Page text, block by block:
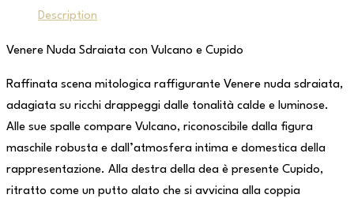
Description
Venere Nuda Sdraiata con Vulcano e Cupido
Raffinata scena mitologica raffigurante Venere nuda sdraiata,
adagiata su ricchi drappeggi dalle tonalità calde e luminose.
Alle sue spalle compare Vulcano, riconoscibile dalla figura
maschile robusta e dall’atmosfera intima e domestica della
rappresentazione. Alla destra della dea è presente Cupido,
ritratto come un putto alato che si avvicina alla coppia